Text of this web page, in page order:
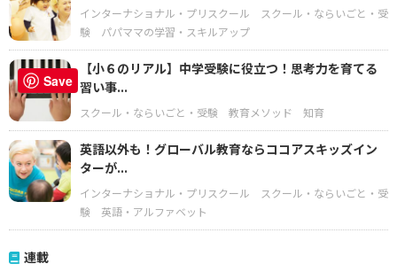
インターナショナル・プリスクール
スクール・ならいごと・受
験
パパママの学習・スキルアップ
【小６のリアル】中学受験に役立つ！思考力を育てる
習い事...
スクール・ならいごと・受験 教育メソッド 知育
英語以外も！グローバル教育ならココアスキッズイン
ターが...
インターナショナル・プリスクール
スクール・ならいごと・受
験
英語・アルファベット
連載
Save